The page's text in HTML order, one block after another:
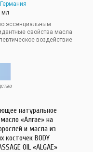
Германия
мл
эссенциальным
свойства масла
воздействие
натуральное
«Алгае» на
и масла из
косточек BODY
OIL «ALGAE»